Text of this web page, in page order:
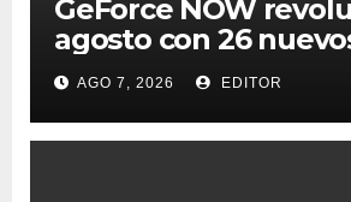
GeForce NOW
agosto con 26
AGO 7, 2026 EDITOR